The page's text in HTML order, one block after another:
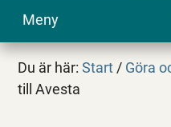
Meny
Du är här:Start / Göra
till Avesta